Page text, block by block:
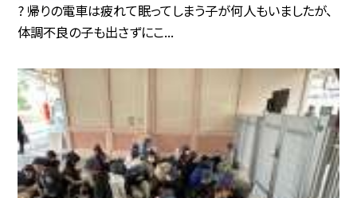
? 帰りの電車は疲れて眠ってしまう子が何人もいましたが、
体調不良の子も出さずにこ...